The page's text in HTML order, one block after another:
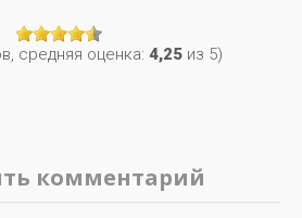
средняя оценка: 4,25 из 5)
комментарий